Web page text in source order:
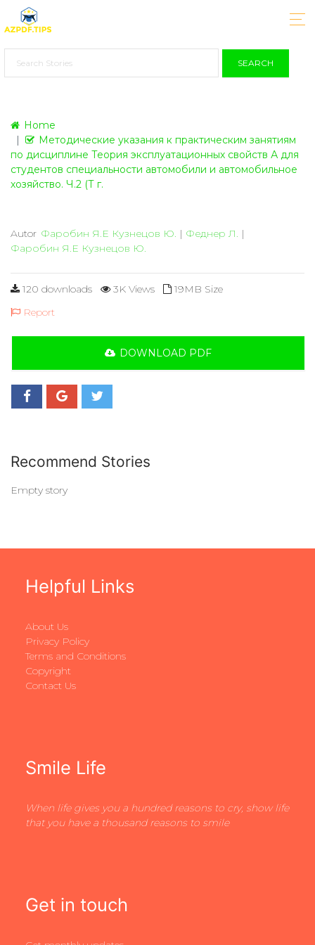
SEARCH
Home
Методические указания к практическим занятиям
по дисциплине Теория эксплуатационных свойств А для
студентов специальности автомобили и автомобильное
хозяйство. Ч.2 (Т г.
Autor Фаробин Я.Е Кузнецов Ю. | Феднер Л. |
Фаробин Я.Е Кузнецов Ю.
120 downloads 3K Views
19MB Size
Report
DOWNLOAD PDF
Recommend Stories
Empty story
Helpful Links
About Us
Privacy Policy
Terms and Conditions
Copyright
Contact Us
Smile Life
When life gives you a hundred reasons to cry, show life
that you have a thousand reasons to smile
Get in touch